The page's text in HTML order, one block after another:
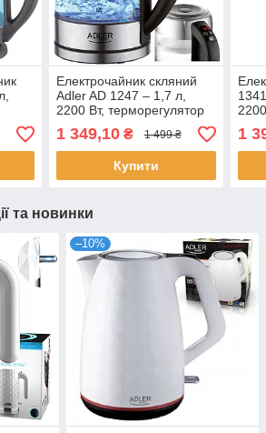
Електрочайник скляний
Adler AD 1247 – 1,7 л,
2200 Вт, терморегулятор
1 349,10₴ 1 499 ₴
Купити
1
та новинки
–10%